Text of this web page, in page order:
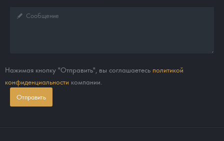
Нажимая кнопку "Отправить", вы соглашаетесь политикой
конфиденциальности компании.
Отправить